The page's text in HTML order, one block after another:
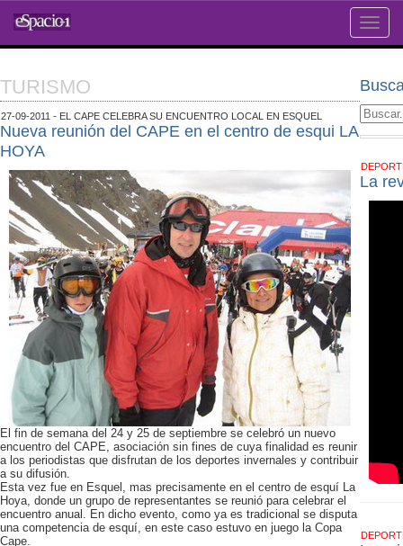
Toggle
TURISMO
27-09-2011 - EL CAPE CELEBRA SU ENCUENTRO LOCAL EN ESQUEL
Nueva reunión del CAPE en el centro de esqui LA
HOYA
El fin de semana del 24 y 25 de septiembre se celebró un nuevo
encuentro del CAPE, asociación sin fines de cuya finalidad es reunir
a los periodistas que disfrutan de los deportes invernales y contribuir
a su difusión.
Esta vez fue en Esquel, mas precisamente en el centro de esquí La
Hoya, donde un grupo de representantes se reunió para celebrar el
encuentro anual. En dicho evento, como ya es tradicional se disputa
una competencia de esquí, en este caso estuvo en juego la Copa
Cape.
La